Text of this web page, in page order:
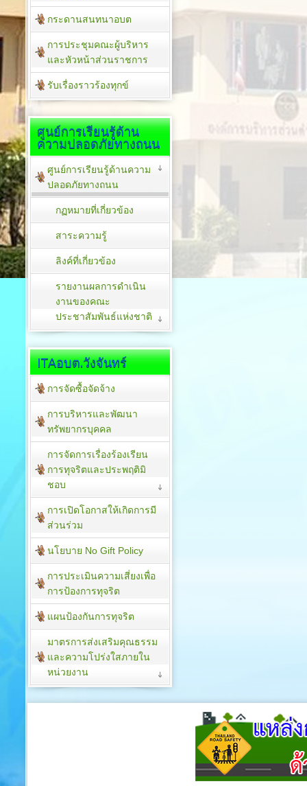
กระดานสนทนาอบต
การประชุมคณะผู้บริหาร
และหัวหน้าส่วนราชการ
รับเรื่องราวร้องทุกข์
ศูนย์การเรียนรู้ด้าน
ความปลอดภัยทางถนน
ศูนย์การเรียนรู้ด้านความ
ปลอดภัยทางถนน
กฏหมายที่เกี่ยวข้อง
สาระความรู้
ลิงค์ที่เกี่ยวข้อง
รายงานผลการดำเนิน
งานของคณะ
ประชาสัมพันธ์แห่งชาติ
ITAอบต.วังจันทร์
การจัดซื้อจัดจ้าง
การบริหารและพัฒนา
ทรัพยากรบุคคล
การจัดการเรื่องร้องเรียน
การทุจริตและประพฤติมิ
ชอบ
การเปิดโอกาสให้เกิดการมี
ส่วนร่วม
นโยบาย No Gift Policy
การประเมินความเสี่ยงเพื่อ
การป้องการทุจริต
แผนป้องกันการทุจริต
มาตรการส่งเสริมคุณธรรม
และความโปร่งใสภายใน
หน่วยงาน